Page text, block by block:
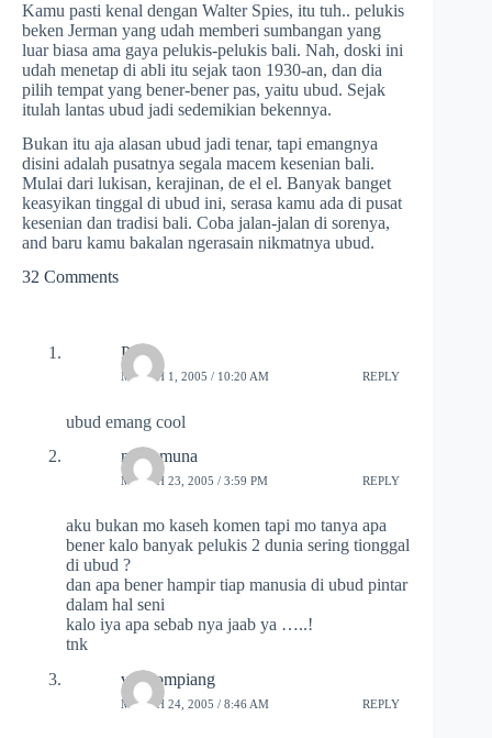
Kamu pasti kenal dengan Walter Spies, itu tuh.. pelukis
beken Jerman yang udah memberi sumbangan yang
luar biasa ama gaya pelukis-pelukis bali. Nah, doski ini
udah menetap di abli itu sejak taon 1930-an, dan dia
pilih tempat yang bener-bener pas, yaitu ubud. Sejak
itulah lantas ubud jadi sedemikian bekennya.
Bukan itu aja alasan ubud jadi tenar, tapi emangnya
disini adalah pusatnya segala macem kesenian bali.
Mulai dari lukisan, kerajinan, de el el. Banyak banget
keasyikan tinggal di ubud ini, serasa kamu ada di pusat
kesenian dan tradisi bali. Coba jalan-jalan di sorenya,
and baru kamu bakalan ngerasain nikmatnya ubud.
32 Comments
Putra
MARCH 1, 2005 / 10:20 AM REPLY
ubud emang cool
nilna muna
MARCH 23, 2005 / 3:59 PM REPLY
aku bukan mo kaseh komen tapi mo tanya apa
bener kalo banyak pelukis 2 dunia sering tionggal
di ubud ?
dan apa bener hampir tiap manusia di ubud pintar
dalam hal seni
kalo iya apa sebab nya jaab ya …..!
tnk
vankompiang
MARCH 24, 2005 / 8:46 AM REPLY